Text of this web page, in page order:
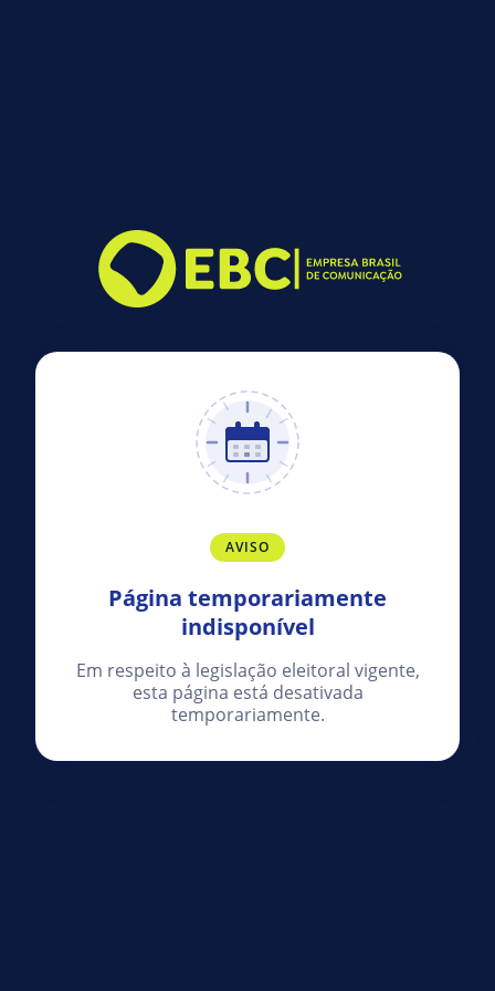
AVISO
Página temporariamente
indisponível
Em respeito à legislação eleitoral vigente,
esta página está desativada
temporariamente.